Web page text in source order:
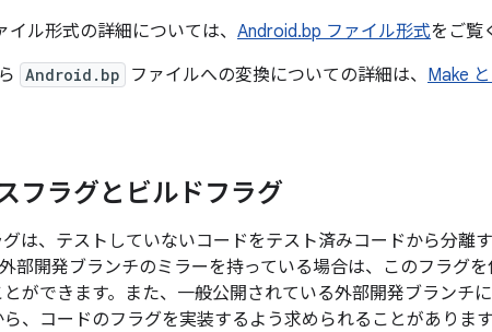
イル形式の詳細については、 Android.bp ファイル形式をご覧
Android.bp ファイルへの変換についての詳細は、 Make
フラグとビルドフラグ
は、テストしていないコードをテスト済みコードから分離
部開発ブランチのミラーを持っている場合は、このフラグ
ができます。また、一般公開されている外部開発ブランチ
、コードのフラグを実装するよう求められることがあります